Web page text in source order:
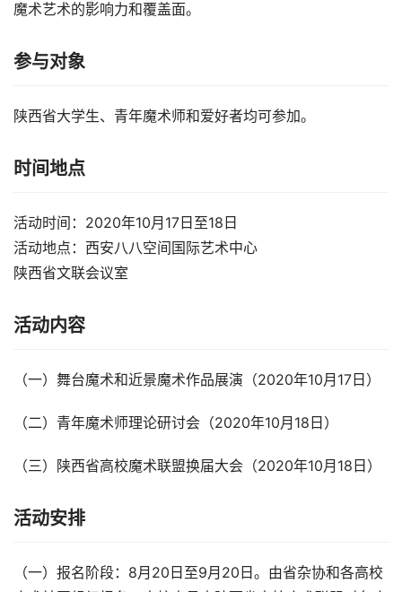
魔术艺术的影响力和覆盖面。
参与对象
陕西省大学生、青年魔术师和爱好者均可参加。
时间地点
活动时间：2020年10月17日至18日
活动地点：西安八八空间国际艺术中心
陕西省文联会议室
活动内容
（一）舞台魔术和近景魔术作品展演（2020年10月17日）
（二）青年魔术师理论研讨会（2020年10月18日）
（三）陕西省高校魔术联盟换届大会（2020年10月18日）
活动安排
（一）报名阶段：8月20日至9月20日。由省杂协和各高校